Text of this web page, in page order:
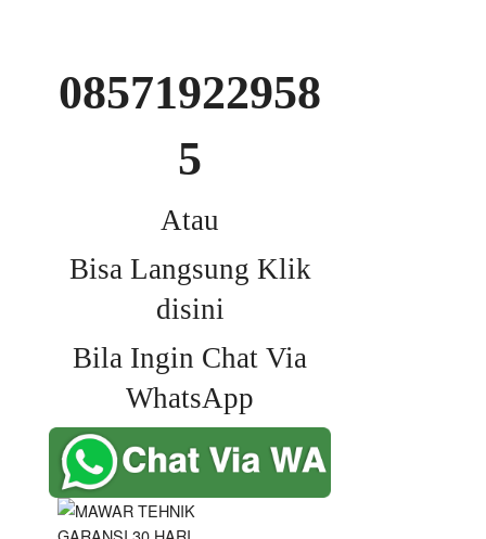
08571922958
5
Atau
Bisa Langsung Klik
disini
Bila Ingin Chat Via
WhatsApp